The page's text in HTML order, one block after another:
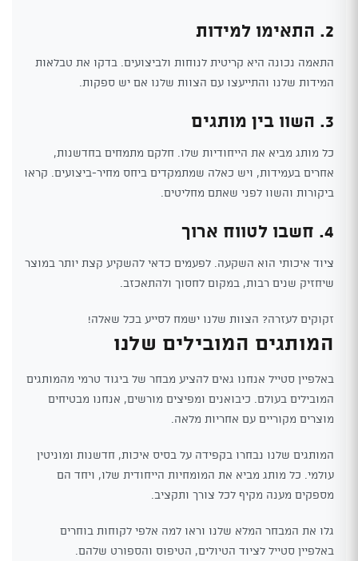
2. התאימו למידות
התאמה נכונה היא קריטית לנוחות ולביצועים. בדקו את טבלאות
המידות שלנו והתייעצו עם הצוות שלנו אם יש ספקות.
3. השוו בין מותגים
כל מותג מביא את הייחודיות שלו. חלקם מתמחים בחדשנות,
אחרים בעמידות, ויש כאלה שמתמקדים ביחס מחיר-ביצועים. קראו
ביקורות והשוו לפני שאתם מחליטים.
4. חשבו לטווח ארוך
ציוד איכותי הוא השקעה. לפעמים כדאי להשקיע קצת יותר במוצר
שיחזיק שנים רבות, במקום לחסוך ולהתאכזב.
זקוקים לעזרה? הצוות שלנו ישמח לסייע בכל שאלה!
המותגים המובילים שלנו
באלפיין סטייל אנחנו גאים להציע מבחר של ביגוד טרמי מהמותגים
המובילים בעולם. כיבואנים ומפיצים מורשים, אנחנו מבטיחים
מוצרים מקוריים עם אחריות מלאה.
המותגים שלנו נבחרו בקפידה על בסיס איכות, חדשנות ומוניטין
עולמי. כל מותג מביא את המומחיות הייחודית שלו, ויחד הם
מספקים מענה מקיף לכל צורך ותקציב.
גלו את המבחר המלא שלנו וראו למה אלפי לקוחות בוחרים
באלפיין סטייל לציוד הטיולים, הטיפוס והספורט שלהם.